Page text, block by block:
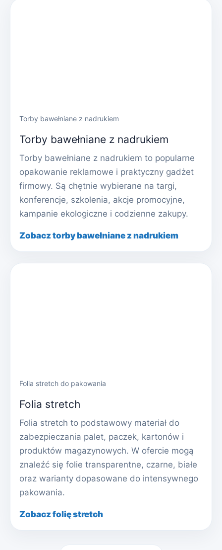
Torby bawełniane z nadrukiem
Torby bawełniane z nadrukiem
Torby bawełniane z nadrukiem to popularne
opakowanie reklamowe i praktyczny gadżet
firmowy. Są chętnie wybierane na targi,
konferencje, szkolenia, akcje promocyjne,
kampanie ekologiczne i codzienne zakupy.
Zobacz torby bawełniane z nadrukiem
Folia stretch do pakowania
Folia stretch
Folia stretch to podstawowy materiał do
zabezpieczania palet, paczek, kartonów i
produktów magazynowych. W ofercie mogą
znaleźć się folie transparentne, czarne, białe
oraz warianty dopasowane do intensywnego
pakowania.
Zobacz folię stretch